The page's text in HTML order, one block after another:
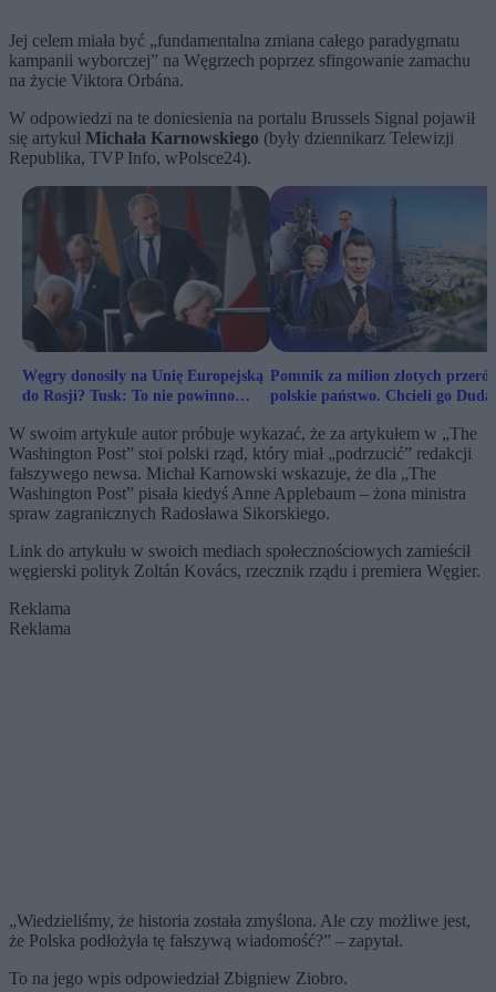
Jej celem miała być „fundamentalna zmiana całego paradygmatu
kampanii wyborczej” na Węgrzech poprzez sfingowanie zamachu
na życie Viktora Orbána.
W odpowiedzi na te doniesienia na portalu Brussels Signal pojawił
się artykuł Michała Karnowskiego (były dziennikarz Telewizji
Republika, TVP Info, wPolsce24).
Węgry donosiły na Unię Europejską
do Rosji? Tusk: To nie powinno
Pomnik za milion złotych
polskie państwo. Chcieli go Duda,
W swoim artykule autor próbuje wykazać, że za artykułem w „The
Washington Post” stoi polski rząd, który miał „podrzucić” redakcji
fałszywego newsa. Michał Karnowski wskazuje, że dla „The
Washington Post” pisała kiedyś Anne Applebaum – żona ministra
spraw zagranicznych Radosława Sikorskiego.
Link do artykułu w swoich mediach społecznościowych zamieścił
węgierski polityk Zoltán Kovács, rzecznik rządu i premiera Węgier.
Reklama
Reklama
„Wiedzieliśmy, że historia została zmyślona. Ale czy możliwe jest,
że Polska podłożyła tę fałszywą wiadomość?” – zapytał.
To na jego wpis odpowiedział Zbigniew Ziobro.